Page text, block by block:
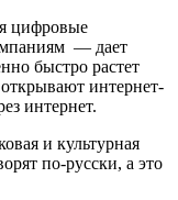
цифровые
— дает
быстро растет
интернет-
интернет.
и культурная
по-русски, а это